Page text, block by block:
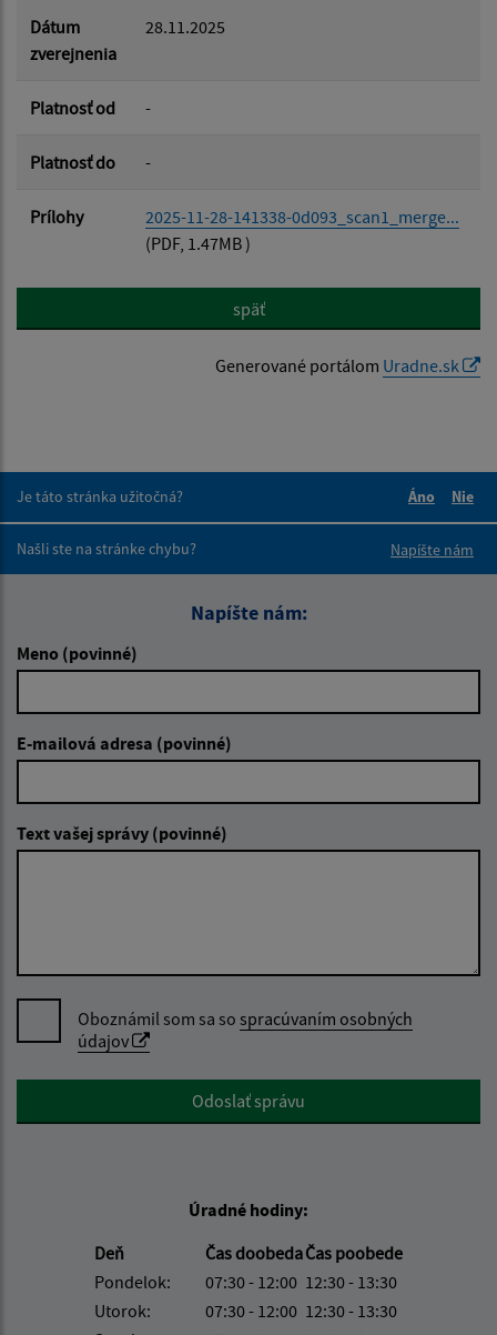
Dátum
zverejnenia
28.11.2025
Platnosť od -
Platnosť do -
Prílohy
2025-11-28-141338-0d093_scan1_merge...
(PDF, 1.47MB )
späť
Generované portálom Uradne.sk
Je táto stránka užitočná?
Áno
Nie
Našli ste na stránke chybu?
Napíšte nám
Napíšte nám:
Meno (povinné)
E-mailová adresa (povinné)
Text vašej správy (povinné)
Oboznámil som sa so spracúvaním osobných
údajov
Google reCaptcha ResponseOdoslať správu
Úradné hodiny:
Deň
Čas doobedaČas poobede
Pondelok:
07:30 - 12:00 12:30 - 13:30
Utorok:
07:30 - 12:00 12:30 - 13:30